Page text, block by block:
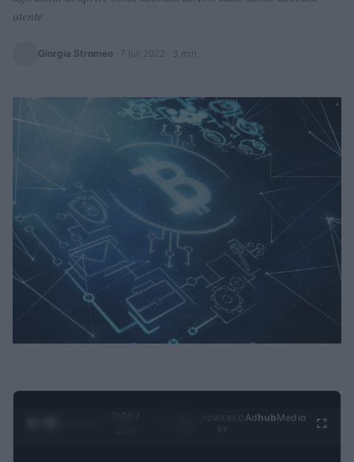
utente
Giorgia Stromeo 7 juli 2022 · 3 min
0:29 /
Ad hubMedia